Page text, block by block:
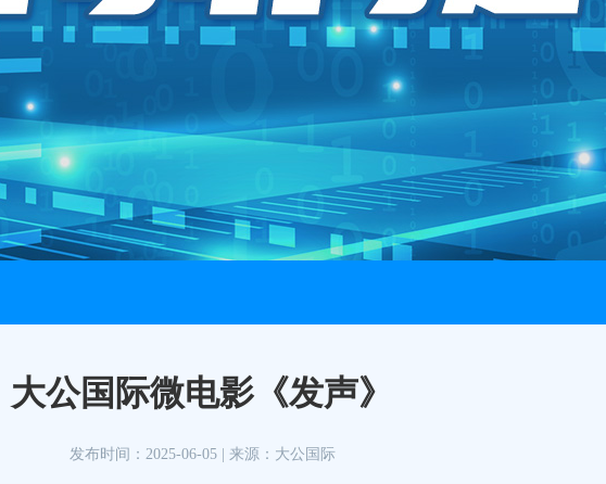
大公国际微电影《发声》
发布时间： 2025-06-05| 来源： 大公国际